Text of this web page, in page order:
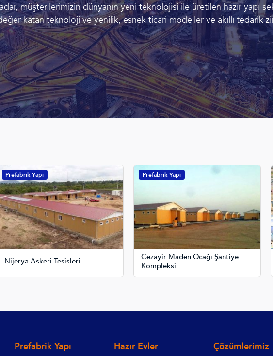
müşterilerimizin dünyanın yeni teknolojisi ile üretilen hazır yapı
katan teknoloji ve yenilik, esnek ticari modeller ve akıllı tedarik
Prefabrik Yapı
Nijerya Askeri Tesisleri
Prefabrik Yapı
Cezayir Maden Ocağı Şantiye
Kompleksi
Prefabrik Yapı Hazır Evler Çözümlerimiz